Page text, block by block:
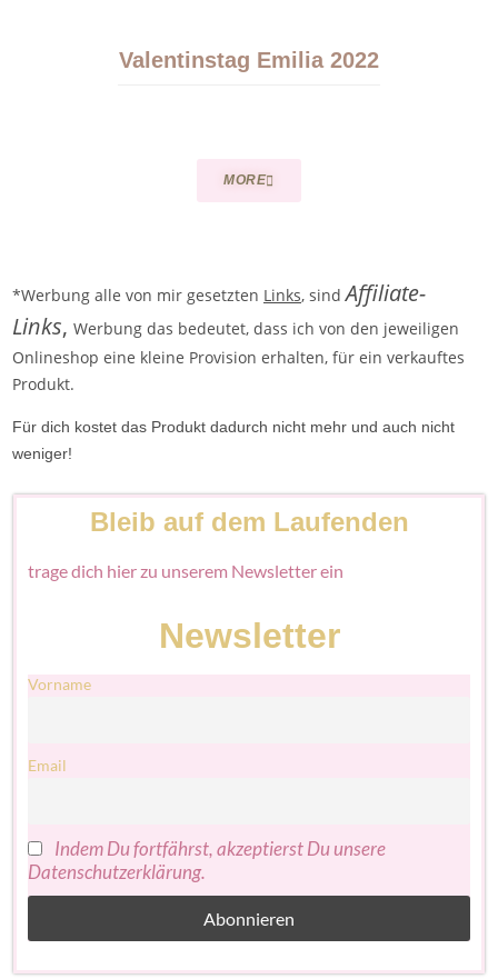
Valentinstag Emilia 2022
MORE
*Werbung alle von mir gesetzten Links, sindAffiliate-
Links, Werbung das bedeutet, dass ich von den jeweiligen
Onlineshop eine kleine Provision erhalten, für ein verkauftes
Produkt.
Für dich kostet das Produkt dadurch nicht mehr und auch nicht
weniger!
Bleib auf dem Laufenden
trage dich hier zu unserem Newsletter ein
Newsletter
Vorname
Email
Indem Du fortfährst, akzeptierst Du unsere
Datenschutzerklärung.